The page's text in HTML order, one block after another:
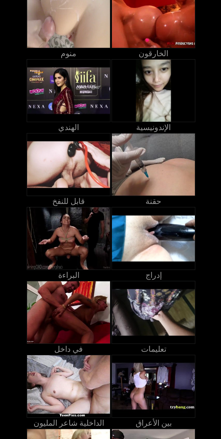
منوم الخارقون
الهندي الإندونيسية
قابل للنفخ حقنة
البراءة إدراج
في داخل تعليمات
الداخلية شاعر المليون بين الأعراق